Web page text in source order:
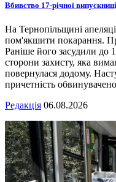
Вбивство 17-річної
На Тернопільщині
пом'якшити покарання.
Раніше його засудили до
сторони захисту, яка
повернулася додому.
причетність
Редакція 06.08.2026